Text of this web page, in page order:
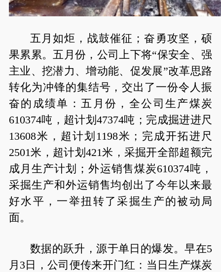
五月如炬，战鼓催征；奋勇攻坚，硕
果累累。五月份，公司上下将“保安全、强
主业、挖潜力、增动能、促发展”改革思路
转化为冲锋的集结号，交出了一份令人振
奋的成绩单：五月份，全公司生产煤炭
610374吨，超计划47374吨；完成掘进进尺
13608米，超计划1198米；完成开拓进尺
2501米，超计划421米，采掘开全部超额完
成月生产计划；外运销售煤炭610374吨，
采掘生产和外运销售均创出了今年以来最
好水平，一举扭转了采掘生产的被动局
面。
数据的跃升，源于单日的爆发。早在5
月3日，公司便传来开门红：当日生产煤炭